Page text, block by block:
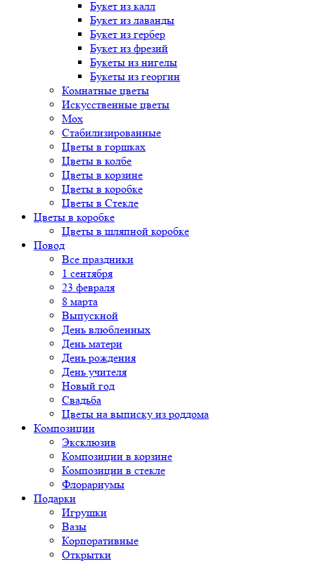
Букет из калл
Букет из лаванды
Букет из гербер
Букет из фрезий
Букеты из нигелы
Букеты из георгин
Комнатные цветы
Искусственные цветы
Мох
Стабилизированные
Цветы в горшках
Цветы в колбе
Цветы в корзине
Цветы в коробке
Цветы в Стекле
Цветы в коробке
Цветы в шляпной коробке
Повод
Все праздники
1 сентября
23 февраля
8 марта
Выпускной
День влюбленных
День матери
День рождения
День учителя
Новый год
Свадьба
Цветы на выписку из роддома
Композиции
Эксклюзив
Композиции в корзине
Композиции в стекле
Флорариумы
Подарки
Игрушки
Вазы
Корпоративные
Открытки